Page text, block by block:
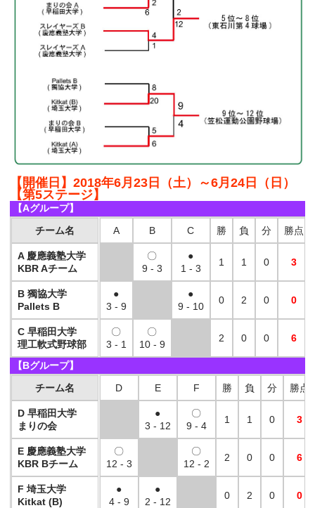
【開催日】2018年6月23日（土）～6月24日（日）
【第5ステージ】
【Aグループ】
A B C 勝 負 分 勝点
〇
9 - 3
●
1 - 3
1 1 0 3
●
3 - 9
●
9 - 10
0 2 0 0
〇
3 - 1
〇
10 - 9
2 0 0 6
チーム名
A 慶應義塾大学
KBR Aチーム
B 獨協大学
Pallets B
C 早稲田大学
理工軟式野球部
【Bグループ】
D E F 勝 負 分 勝点
●
3 - 12
〇
9 - 4
1 1 0 3
〇
12 - 3
〇
12 - 2
2 0 0 6
●
4 - 9
●
2 - 12
0 2 0 0
チーム名
D 早稲田大学
まりの会
E 慶應義塾大学
KBR Bチーム
F 埼玉大学
Kitkat (B)